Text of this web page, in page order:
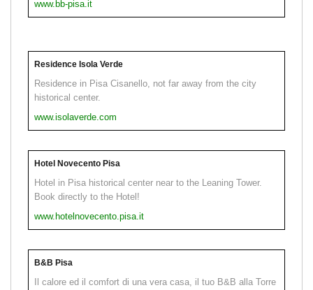
www.bb-pisa.it
Residence Isola Verde
Residence in Pisa Cisanello, not far away from the city
historical center.
www.isolaverde.com
Hotel Novecento Pisa
Hotel in Pisa historical center near to the Leaning Tower.
Book directly to the Hotel!
www.hotelnovecento.pisa.it
B&B Pisa
Il calore ed il comfort di una vera casa, il tuo B&B alla Torre